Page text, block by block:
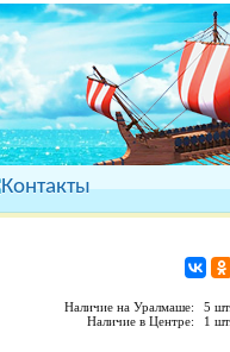
Контакты
Наличие на Уралмаше:
5 шт.
Наличие в Центре:
1 шт.